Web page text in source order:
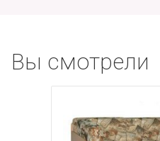
Вы смотрели